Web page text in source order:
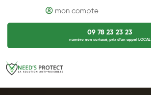
mon compte
09 78 23 23 23
numéro non surtaxé, prix d’un appel LOCAL